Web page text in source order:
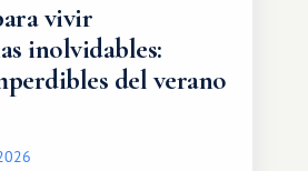
vivir
inolvidables:
del verano